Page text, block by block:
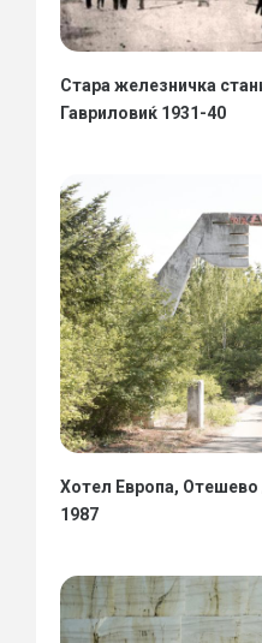
Стара железничка
Гавриловиќ 1931-40
Хотел Европа,
1987